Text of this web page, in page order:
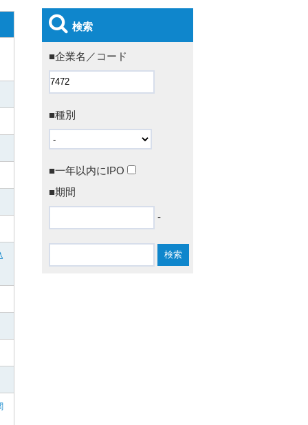
検索
■企業名／コード
■種別
■一年以内にIPO
■期間
-